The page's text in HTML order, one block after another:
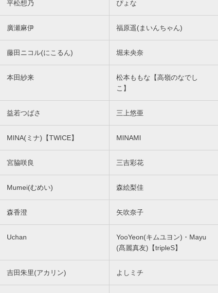
平松想乃 ぴょな
廣瀬麻伊 福原遥(まいんちゃん)
藤田ニコル(にこるん) 堀未央奈
本田紗来
松本ももな【高嶺のなでし
こ】
益若つばさ 三上悠亜
MINA(ミナ)【TWICE】 MINAMI
宮脇咲良 三吉彩花
Mumei(むめい) 森絵梨佳
森香澄 矢吹奈子
Uchan
YooYeon(キムユヨン)・Mayu
(髙麗真友)【tripleS】
吉田朱里(アカリン) よしミチ